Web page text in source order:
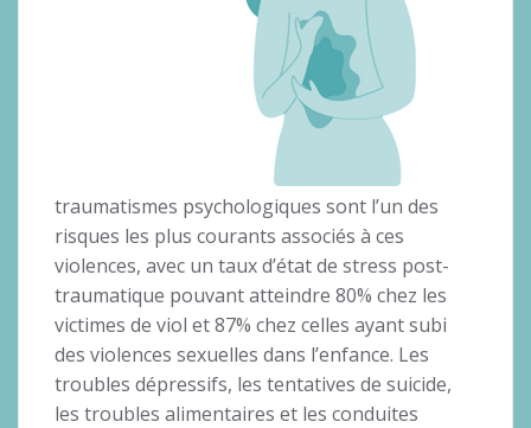
traumatismes psychologiques sont l’un des
risques les plus courants associés à ces
violences, avec un taux d’état de stress post-
traumatique pouvant atteindre 80% chez les
victimes de viol et 87% chez celles ayant subi
des violences sexuelles dans l’enfance. Les
troubles dépressifs, les tentatives de suicide,
les troubles alimentaires et les conduites